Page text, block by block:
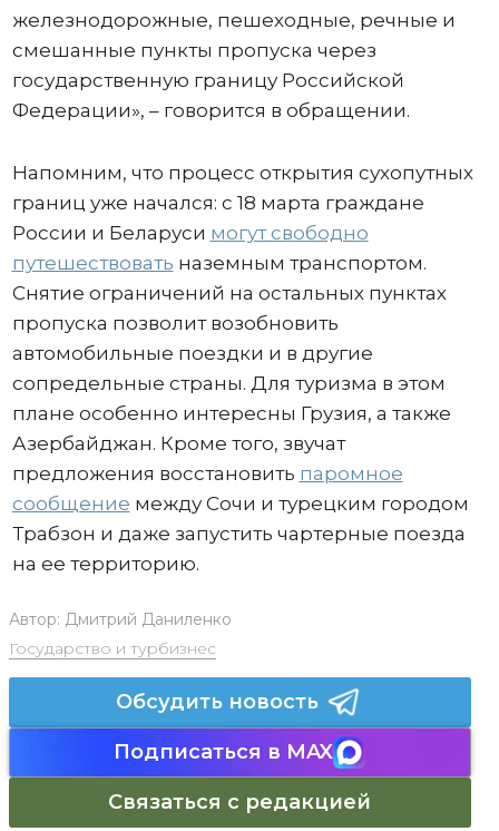
железнодорожные, пешеходные, речные и
смешанные пункты пропуска через
государственную границу Российской
Федерации», – говорится в обращении.
Напомним, что процесс открытия сухопутных
границ уже начался: с 18 марта граждане
России и Беларуси могут свободно
путешествовать наземным транспортом.
Снятие ограничений на остальных пунктах
пропуска позволит возобновить
автомобильные поездки и в другие
сопредельные страны. Для туризма в этом
плане особенно интересны Грузия, а также
Азербайджан. Кроме того, звучат
предложения восстановить паромное
сообщение между Сочи и турецким городом
Трабзон и даже запустить чартерные поезда
на ее территорию.
Автор: Дмитрий Даниленко
Государство и турбизнес
Обсудить новость
Подписаться в MAX
Связаться с редакцией